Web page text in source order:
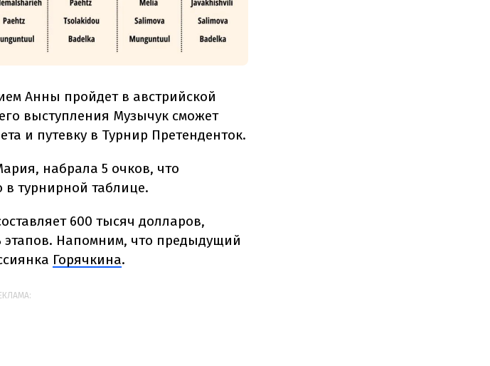
Анны пройдет в австрийской
выступления Музычук сможет
и путевку в Турнир Претенденток.
набрала 5 очков, что
в турнирной таблице.
600 тысяч долларов,
Напомним, что предыдущий
Горячкина.